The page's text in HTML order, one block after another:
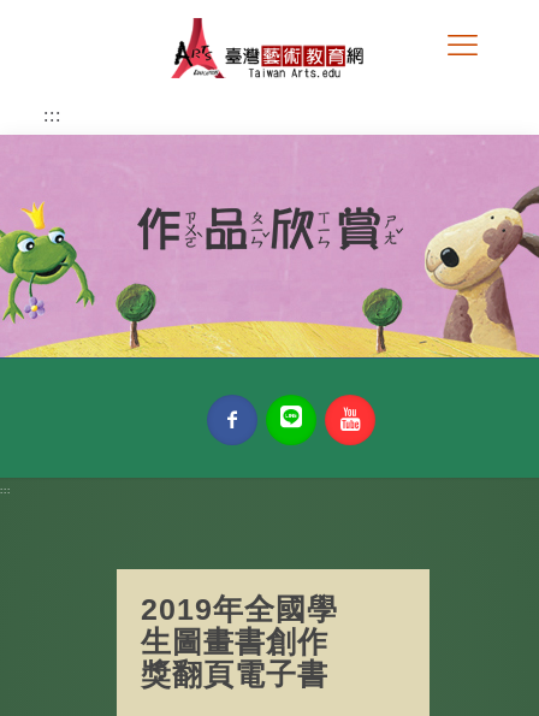
容
:::
:::
2019年全國學
生圖畫書創作
獎翻頁電子書